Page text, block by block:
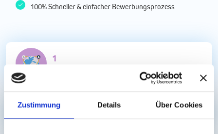
Zustimmung Details Über Cookies
100% Schneller & einfacher Bewerbungsprozess
4
0